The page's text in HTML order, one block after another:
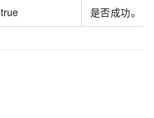
true 是否成功。